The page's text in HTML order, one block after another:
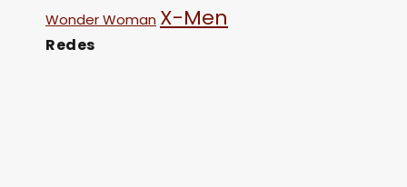
Wonder Woman X-Men
Redes